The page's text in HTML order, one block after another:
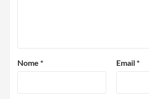
Nome * Email*